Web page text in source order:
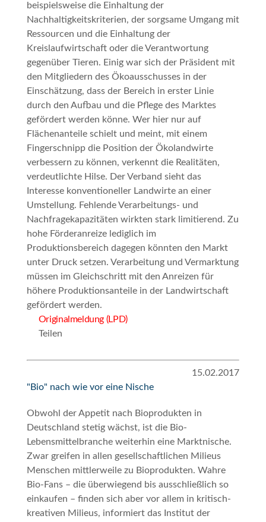
beispielsweise die Einhaltung der
Nachhaltigkeitskriterien, der sorgsame Umgang mit
Ressourcen und die Einhaltung der
Kreislaufwirtschaft oder die Verantwortung
gegenüber Tieren. Einig war sich der Präsident mit
den Mitgliedern des Ökoausschusses in der
Einschätzung, dass der Bereich in erster Linie
durch den Aufbau und die Pflege des Marktes
gefördert werden könne. Wer hier nur auf
Flächenanteile schielt und meint, mit einem
Fingerschnipp die Position der Ökolandwirte
verbessern zu können, verkennt die Realitäten,
verdeutlichte Hilse. Der Verband sieht das
Interesse konventioneller Landwirte an einer
Umstellung. Fehlende Verarbeitungs- und
Nachfragekapazitäten wirkten stark limitierend. Zu
hohe Förderanreize lediglich im
Produktionsbereich dagegen könnten den Markt
unter Druck setzen. Verarbeitung und Vermarktung
müssen im Gleichschritt mit den Anreizen für
höhere Produktionsanteile in der Landwirtschaft
gefördert werden.
Originalmeldung (LPD)
Teilen
15.02.2017
"Bio" nach wie vor eine Nische
Obwohl der Appetit nach Bioprodukten in
Deutschland stetig wächst, ist die Bio-
Lebensmittelbranche weiterhin eine Marktnische.
Zwar greifen in allen gesellschaftlichen Milieus
Menschen mittlerweile zu Bioprodukten. Wahre
Bio-Fans – die überwiegend bis ausschließlich so
einkaufen – finden sich aber vor allem in kritisch-
kreativen Milieus, informiert das Institut der